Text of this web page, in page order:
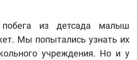
из детсада малыш
Мы попытались узнать их
учреждения. Но и у